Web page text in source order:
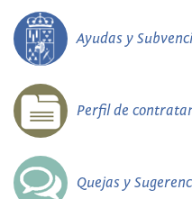
Ayudas y
Perfil de
Quejas y